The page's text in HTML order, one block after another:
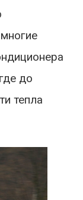
до
тепла